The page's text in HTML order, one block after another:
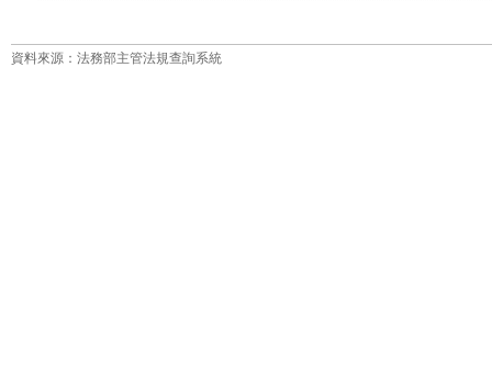
資料來源：法務部主管法規查詢系統